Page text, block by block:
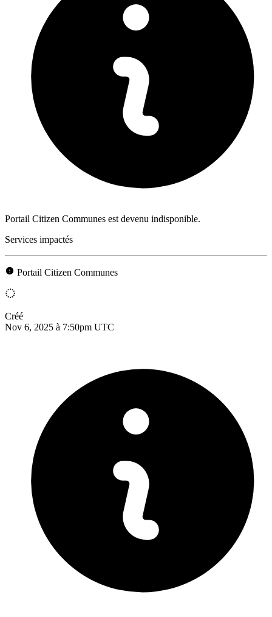
Portail Citizen Communes est devenu indisponible.
Services impactés
Portail Citizen Communes
Créé
Nov 6, 2025 à 7:50pm UTC